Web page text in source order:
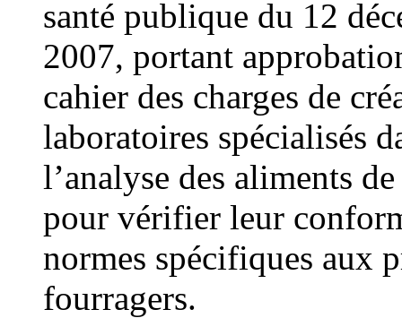
santé publique du 12
2007, portant
cahier des charges de
laboratoires spécialisés
l’analyse des aliments
pour vérifier leur
normes spécifiques aux
fourragers.